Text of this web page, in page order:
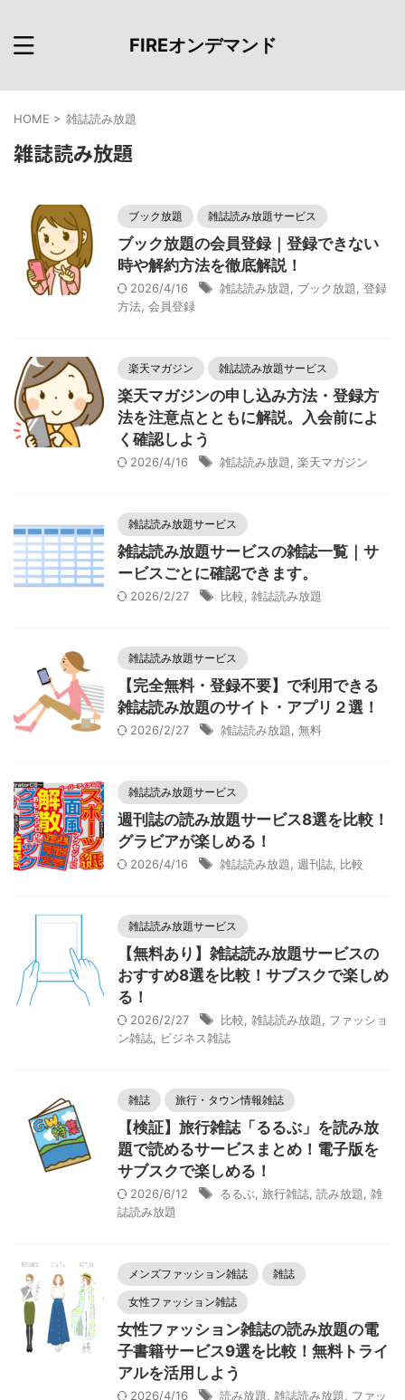
FIREオンデマンド
HOME > 雑誌読み放題
雑誌読み放題
ブック放題 雑誌読み放題サービス
ブック放題の会員登録｜登録できない
時や解約方法を徹底解説！
2026/4/16 雑誌読み放題 ブック放題
登録
方法 会員登録
楽天マガジン 雑誌読み放題サービス
楽天マガジンの申し込み方法・登録方
法を注意点とともに解説。入会前によ
く確認しよう
2026/4/16 雑誌読み放題 楽天マガジン
雑誌読み放題サービス
雑誌読み放題サービスの雑誌一覧｜サ
ービスごとに確認できます。
2026/2/27 比較 雑誌読み放題
雑誌読み放題サービス
【完全無料・登録不要】で利用できる
雑誌読み放題のサイト・アプリ２選！
2026/2/27 雑誌読み放題 無料
雑誌読み放題サービス
週刊誌の読み放題サービス8選を比較！
グラビアが楽しめる！
2026/4/16 雑誌読み放題 週刊誌 比較
雑誌読み放題サービス
【無料あり】雑誌読み放題サービスの
おすすめ8選を比較！サブスクで楽しめ
る！
2026/2/27 比較 雑誌読み放題
ファッショ
ン雑誌
ビジネス雑誌
雑誌 旅行・タウン情報雑誌
【検証】旅行雑誌「るるぶ」を読み放
題で読めるサービスまとめ！電子版を
サブスクで楽しめる！
2026/6/12 るるぶ 旅行雑誌 読み放題
雑
誌読み放題
メンズファッション雑誌 雑誌
女性ファッション雑誌
女性ファッション雑誌の読み放題の電
子書籍サービス9選を比較！無料トライ
アルを活用しよう
2026/4/16 読み放題 雑誌読み放題
ファッ